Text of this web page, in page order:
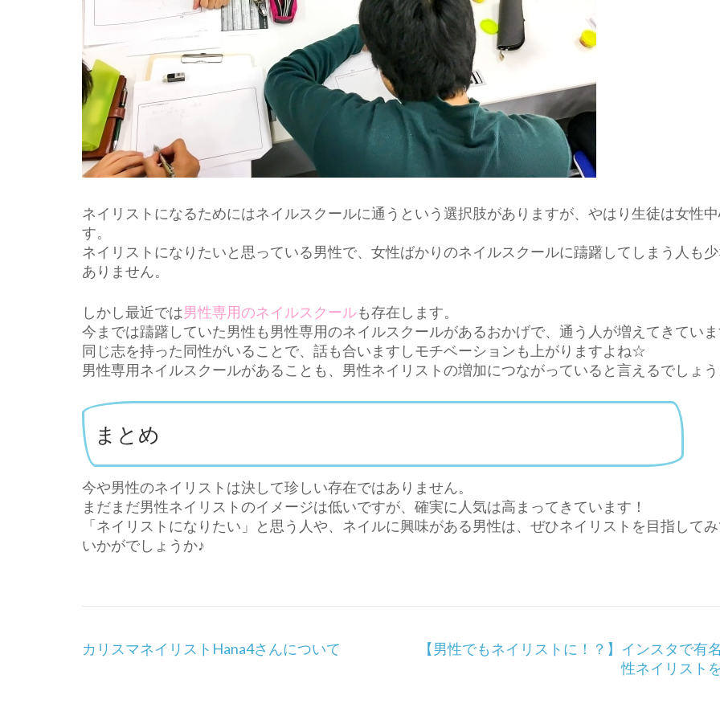
ネイリストになるためにはネイルスクールに通うという選択肢がありますが、やはり生徒は女性
す。
ネイリストになりたいと思っている男性で、女性ばかりのネイルスクールに躊躇してしまう人も少
ありません。
しかし最近では男性専用のネイルスクールも存在します。
今までは躊躇していた男性も男性専用のネイルスクールがあるおかげで、通う人が増えてきていま
同じ志を持った同性がいることで、話も合いますしモチベーションも上がりますよね☆
男性専用ネイルスクールがあることも、男性ネイリストの増加につながっていると言えるでしょう
まとめ
今や男性のネイリストは決して珍しい存在ではありません。
まだまだ男性ネイリストのイメージは低いですが、確実に人気は高まってきています！
「ネイリストになりたい」と思う人や、ネイルに興味がある男性は、ぜひネイリストを目指して
いかがでしょうか♪
投
カリスマネイリストHana4さんについて
【男性でもネイリストに！？】インスタで有
性ネイリスト